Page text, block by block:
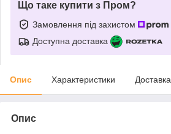
Що таке купити з Пром?
Замовлення під захистом
Доступна доставка
Опис Характеристики Доставка
Опис